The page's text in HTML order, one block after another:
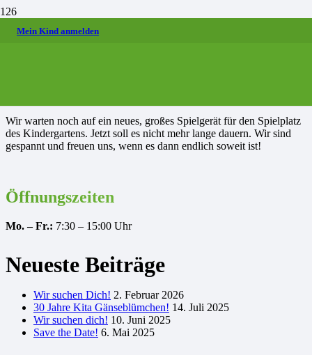
Mein Kind anmelden
Wir warten noch auf ein neues, großes Spielgerät für den Spielplatz
des Kindergartens. Jetzt soll es nicht mehr lange dauern. Wir sind
gespannt und freuen uns, wenn es dann endlich soweit ist!
Öffnungszeiten
Mo. – Fr.: 7:30 – 15:00 Uhr
Neueste Beiträge
Wir suchen Dich! 2. Februar 2026
30 Jahre Kita Gänseblümchen! 14. Juli 2025
Wir suchen dich! 10. Juni 2025
Save the Date! 6. Mai 2025